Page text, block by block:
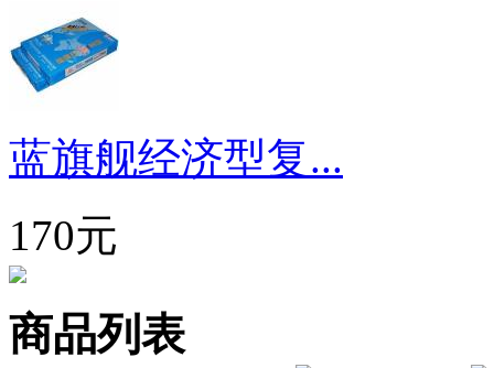
蓝旗舰经济型复...
170元
商品列表